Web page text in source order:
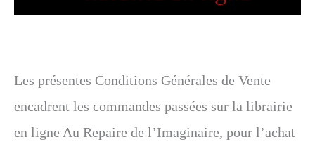
Les présentes Conditions Générales de Vente
encadrent les commandes passées sur la librairie
en ligne Au Repaire de l’Imaginaire, pour l’achat